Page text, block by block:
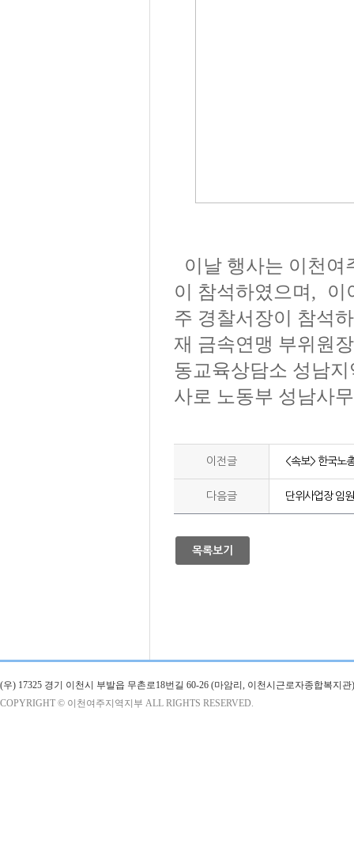
이날 행사는 이천여
이 참석하였으며 ,
이
주 경찰서장이 참석
재 금속연맹 부위원장
동교육상담소 성남
사로 노동부 성남사
이전글 <속보> 한국노
다음글 단위사업장 임
목록보기
(우) 17325 경기 이천시 부발읍 무촌로18번길 60-26 (마암리, 이천시근로자종합복지관
COPYRIGHT © 이천여주지역지부 ALL RIGHTS RESERVED.